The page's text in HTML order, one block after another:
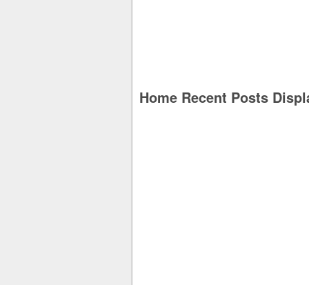
Home Recent Posts